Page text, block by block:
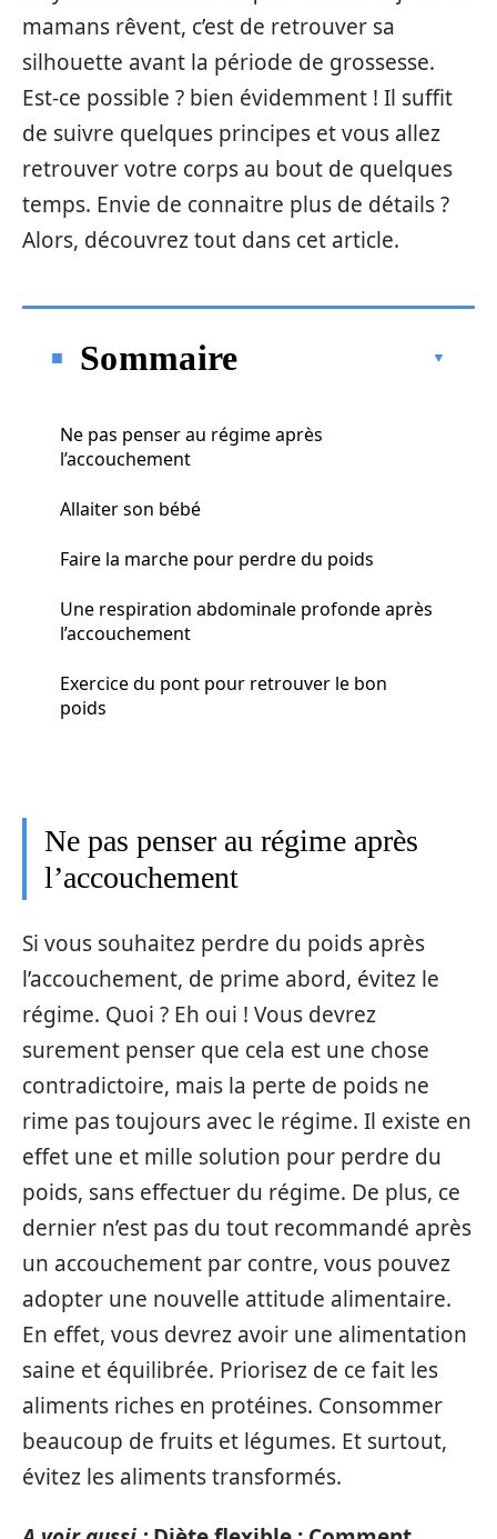
mamans rêvent, c’est de retrouver sa
silhouette avant la période de grossesse.
Est-ce possible ? bien évidemment ! Il suffit
de suivre quelques principes et vous allez
retrouver votre corps au bout de quelques
temps. Envie de connaitre plus de détails ?
Alors, découvrez tout dans cet article.
Sommaire
Ne pas penser au régime après
l’accouchement
Allaiter son bébé
Faire la marche pour perdre du poids
Une respiration abdominale profonde après
l’accouchement
Exercice du pont pour retrouver le bon
poids
Ne pas penser au régime après
l’accouchement
Si vous souhaitez perdre du poids après
l’accouchement, de prime abord, évitez le
régime. Quoi ? Eh oui ! Vous devrez
surement penser que cela est une chose
contradictoire, mais la perte de poids ne
rime pas toujours avec le régime. Il existe en
effet une et mille solution pour perdre du
poids, sans effectuer du régime. De plus, ce
dernier n’est pas du tout recommandé après
un accouchement par contre, vous pouvez
adopter une nouvelle attitude alimentaire.
En effet, vous devrez avoir une alimentation
saine et équilibrée. Priorisez de ce fait les
aliments riches en protéines. Consommer
beaucoup de fruits et légumes. Et surtout,
évitez les aliments transformés.